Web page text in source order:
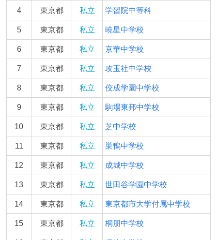
4 東京都 私立 学習院中等科
5 東京都 私立 暁星中学校
6 東京都 私立 京華中学校
7 東京都 私立 攻玉社中学校
8 東京都 私立 佼成学園中学校
9 東京都 私立 駒場東邦中学校
10 東京都 私立 芝中学校
11 東京都 私立 巣鴨中学校
12 東京都 私立 成城中学校
13 東京都 私立 世田谷学園中学校
14 東京都 私立 東京都市大学付属中学校
15 東京都 私立 桐朋中学校